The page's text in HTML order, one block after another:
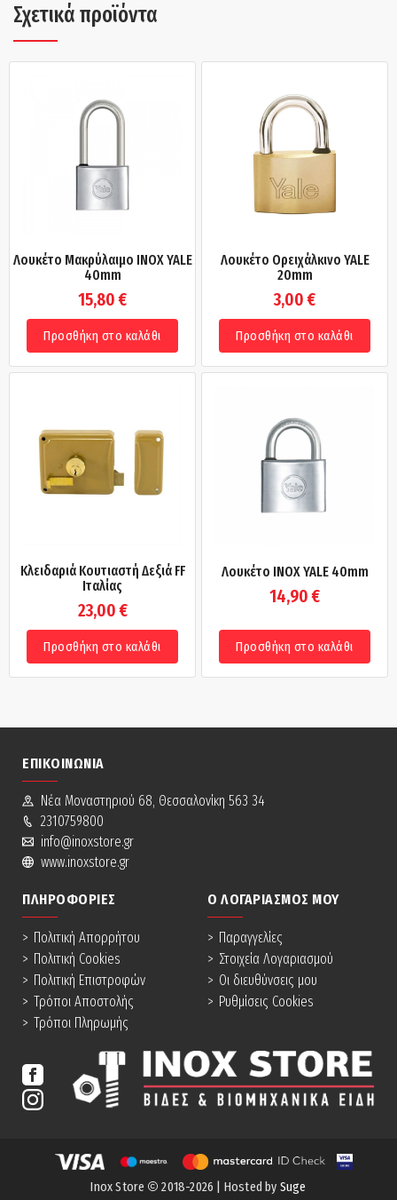
Σχετικά προϊόντα
Λουκέτο Μακρύλαιμο INOX YALE
40mm
15,80€
Προσθήκη στο καλάθι
Λουκέτο Ορειχάλκινο YALE
20mm
3,00€
Προσθήκη στο καλάθι
Κλειδαριά Κουτιαστή Δεξιά FF
Ιταλίας
23,00€
Προσθήκη στο καλάθι
Λουκέτο INOX YALE 40mm
14,90€
Προσθήκη στο καλάθι
ΕΠΙΚΟΙΝΩΝΊΑ
Νέα Mοναστηριού 68, Θεσσαλονίκη 563 34
2310759800
info@inoxstore.gr
www.inoxstore.gr
ΠΛΗΡΟΦΟΡΊΕΣ
Πολιτική Απορρήτου
Πολιτική Cookies
Πολιτική Επιστροφών
Τρόποι Αποστολής
Τρόποι Πληρωμής
Ο ΛΟΓΑΡΙΑΣΜΌΣ ΜΟΥ
Παραγγελίες
Στοιχεία Λογαριασμού
Οι διευθύνσεις μου
Ρυθμίσεις Cookies
Inox Store 2018-2026 | Hosted by Suge